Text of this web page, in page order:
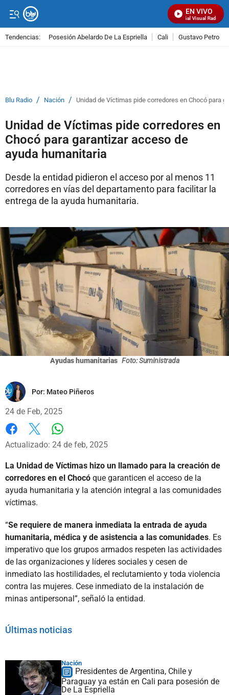
EN VIVO
Señal Visual Radio
Tendencias: Posesión Abelardo De La Espriella Cali Gustavo Petro
Blu Radio / Nación / Unidad de Víctimas pide corredores en Chocó para
Unidad de Víctimas pide corredores en
Chocó para garantizar acceso de
ayuda humanitaria
Desde la entidad pidieron el acceso por al menos 11
corredores en vías del departamento para facilitar la
entrega de la ayuda humanitaria.
Ayudas humanitarias Foto: Suministrada
Por: Mateo Piñeros
24 de Feb, 2025
Facebook
X
Actualizado: 24 de feb, 2025
La Unidad de Víctimas hizo un llamado para la creación de
corredores en el Chocó que garanticen el acceso de la
ayuda humanitaria y la atención integral a las comunidades
víctimas.
“Se requiere de manera inmediata la entrada de ayuda
humanitaria, médica y de asistencia a las comunidades. Es
imperativo que los grupos armados respeten las actividades
de las organizaciones y líderes sociales y cesen de
inmediato las hostilidades, el reclutamiento y toda violencia
contra las mujeres. Cese inmediato de la instalación de
minas antipersonal”, señaló la entidad.
Últimas noticias
Nación
Presidentes de Argentina, Chile y
Paraguay ya están en Cali para posesión de
De La Espriella